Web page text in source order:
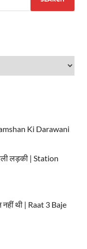
Ki Darawani
लड़की | Station
थी | Raat 3 Baje